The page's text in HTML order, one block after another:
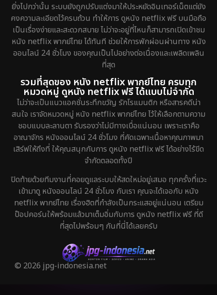
ยิ่งไปกว่านั้น ระบบยังถูกปรับแต่งมาให้ประหยัดอินเทอร์เน็ตแต่ยัง
คงความละเอียดไว้ครบถ้วน ทำให้การ ดูหนัง netflix ฟรี บนมือถือ
เป็นเรื่องง่ายและสะดวกสบาย ไม่ว่าจะอยู่ที่ไหนก็สามารถเปิดเข้าชม
หนัง netflix พากย์ไทย ได้ทันที ช่วยให้การพักผ่อนผ่านทาง หนัง
ออนไลน์ 24 ชั่วโมง ของคุณเป็นไปอย่างต่อเนื่องและเพลิดเพลิน
ที่สุด
รวมที่สุดของ หนัง netflix พากย์ไทย ครบทุก
หมวดหมู่ ดูหนัง netflix ฟรี ได้แบบไม่จำกัด
ไม่ว่าจะเป็นแนวแอคชั่นระทึกขวัญ รักโรแมนติก หรือสารคดีน่า
สนใจ เราจัดหมวดหมู่ หนัง netflix พากย์ไทย ไว้ให้เลือกตามความ
ชอบแบบละลานตา รับรองว่าไม่มีทางเบื่อแน่นอน เพราะเราคือ
อาณาจักร หนังออนไลน์ 24 ชั่วโมง ที่คัดเฉพาะเนื้อหาคุณภาพมา
เสิร์ฟให้ถึงที่ ให้คุณสนุกกับการ ดูหนัง netflix ฟรี ได้อย่างไร้ขีด
จำกัดตลอดทั้งปี
ปิดท้ายด้วยทีมงานที่คอยดูแลระบบให้สดใหม่อยู่เสมอ ทุกครั้งที่แวะ
เข้ามาดู หนังออนไลน์ 24 ชั่วโมง กับเรา คุณจะได้เจอกับ หนัง
netflix พากย์ไทย เรื่องฮิตที่กำลังเป็นกระแสอยู่แน่นอน เตรียม
ป๊อปคอร์นให้พร้อมแล้วมาเต็มอิ่มกับการ ดูหนัง netflix ฟรี ที่ดี
ที่สุดไปพร้อมๆ กันที่นี่ได้เลยครับ
© 2026 jpg-indonesia.net